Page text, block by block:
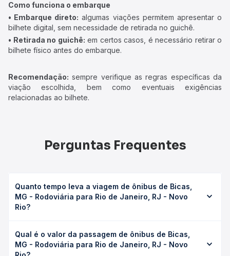
Como funciona o embarque
• Embarque direto: algumas viações permitem apresentar o
bilhete digital, sem necessidade de retirada no guichê.
• Retirada no guichê: em certos casos, é necessário retirar o
bilhete físico antes do embarque.
Recomendação: sempre verifique as regras específicas da
viação escolhida, bem como eventuais exigências
relacionadas ao bilhete.
Perguntas Frequentes
Quanto tempo leva a viagem de ônibus de Bicas,
MG - Rodoviária para Rio de Janeiro, RJ - Novo
Rio?
Janeiro, RJ - Novo Rio leva em média 4h 33min, podendo
variar conforme a viação, o tipo de serviço (convencional,
Qual é o valor da passagem de ônibus de Bicas,
MG - Rodoviária para Rio de Janeiro, RJ - Novo